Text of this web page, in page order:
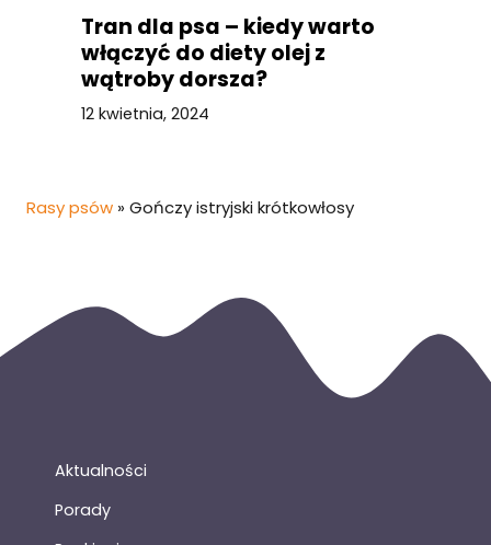
Tran dla psa – kiedy warto
włączyć do diety olej z
wątroby dorsza?
12 kwietnia, 2024
Rasy psów » Gończy istryjski krótkowłosy
Aktualności
Porady